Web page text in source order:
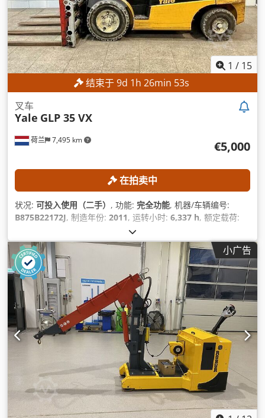
1 / 15
结束于9d 1h 26min 50s
荷兰 7,495 km
叉车
Yale GLP 35 VX
€5,000
在拍卖中
状况: 可投入使用（二手） , 功能: 完全功能, 机器/车辆编号:
B875B22172J, 制造年份: 2011, 运转小时: 6,337 h, 额定载荷:
4,570 毫米
型:煤气, 桅杆类型:三重式 (triplex),
小广告